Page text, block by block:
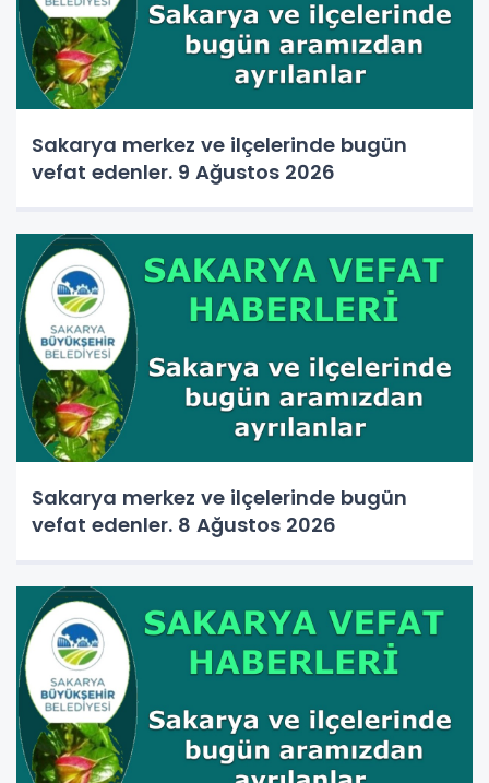
Sakarya merkez ve ilçelerinde bugün
vefat edenler. 9 Ağustos 2026
Sakarya merkez ve ilçelerinde bugün
vefat edenler. 8 Ağustos 2026